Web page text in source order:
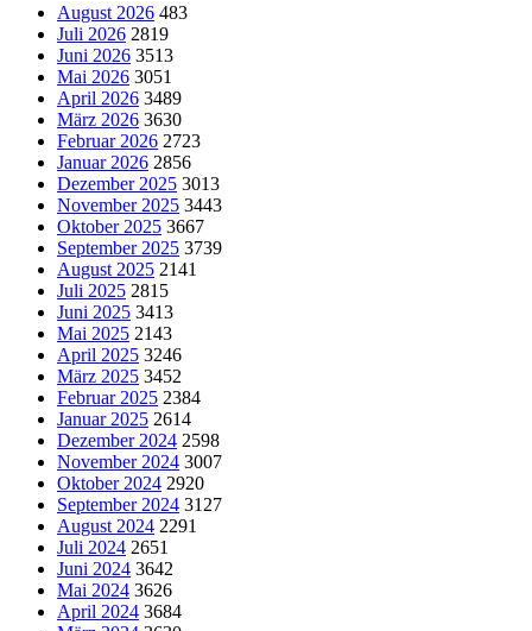
August 2026 483
Juli 2026 2819
Juni 2026 3513
Mai 2026 3051
April 2026 3489
März 2026 3630
Februar 2026 2723
Januar 2026 2856
Dezember 2025 3013
November 2025 3443
Oktober 2025 3667
September 2025 3739
August 2025 2141
Juli 2025 2815
Juni 2025 3413
Mai 2025 2143
April 2025 3246
März 2025 3452
Februar 2025 2384
Januar 2025 2614
Dezember 2024 2598
November 2024 3007
Oktober 2024 2920
September 2024 3127
August 2024 2291
Juli 2024 2651
Juni 2024 3642
Mai 2024 3626
April 2024 3684